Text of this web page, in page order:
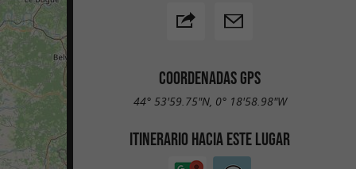
COORDENADAS GPS
44° 53'59.75"N, 0° 18'58.98"W
ITINERARIO HACIA ESTE LUGAR